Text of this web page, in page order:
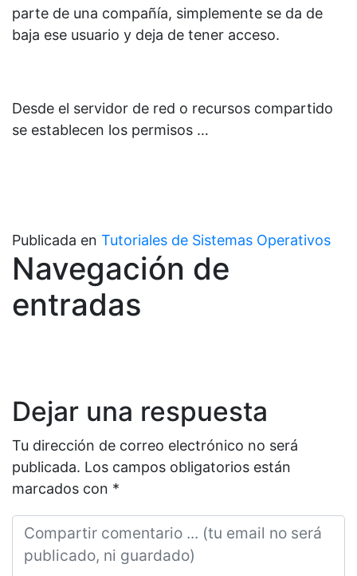
parte de una compañía, simplemente se da de
baja ese usuario y deja de tener acceso.
Desde el servidor de red o recursos compartido
se establecen los permisos …
Publicada en Tutoriales de Sistemas Operativos
Navegación de
entradas
Dejar una respuesta
Tu dirección de correo electrónico no será
publicada. Los campos obligatorios están
marcados con *